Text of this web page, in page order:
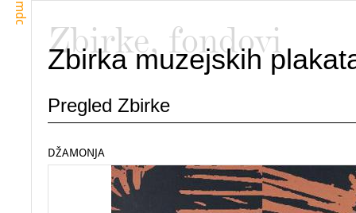
mdc
Zbirke, fondovi
Zbirka muzejskih
Pregled Zbirke
DŽAMONJA